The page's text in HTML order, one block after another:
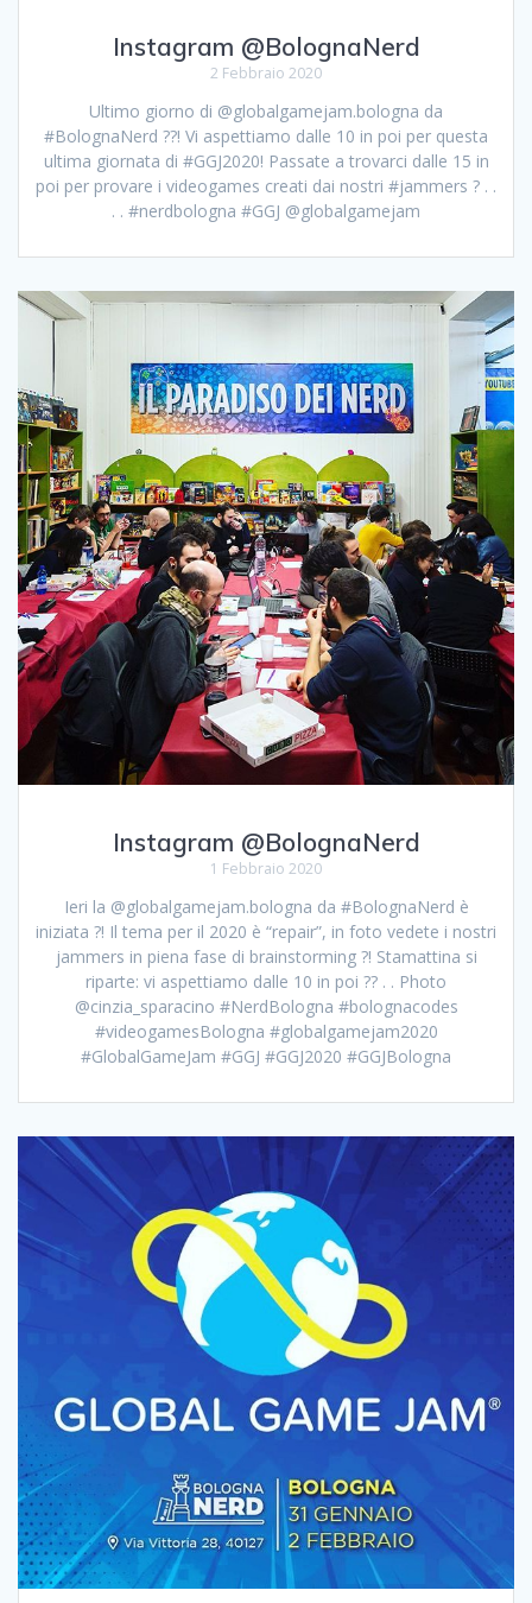
Instagram @BolognaNerd
2 Febbraio 2020
Ultimo giorno di @globalgamejam.bologna da
#BolognaNerd ??! Vi aspettiamo dalle 10 in poi per questa
ultima giornata di #GGJ2020! Passate a trovarci dalle 15 in
poi per provare i videogames creati dai nostri #jammers ? . .
. . #nerdbologna #GGJ @globalgamejam
Instagram @BolognaNerd
1 Febbraio 2020
Ieri la @globalgamejam.bologna da #BolognaNerd è
iniziata ?! Il tema per il 2020 è “repair”, in foto vedete i nostri
jammers in piena fase di brainstorming ?! Stamattina si
riparte: vi aspettiamo dalle 10 in poi ?? . . Photo
@cinzia_sparacino #NerdBologna #bolognacodes
#videogamesBologna #globalgamejam2020
#GlobalGameJam #GGJ #GGJ2020 #GGJBologna